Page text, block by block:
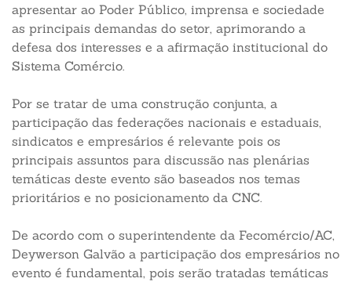
apresentar ao Poder Público, imprensa e sociedade
as principais demandas do setor, aprimorando a
defesa dos interesses e a afirmação institucional do
Sistema Comércio.
Por se tratar de uma construção conjunta, a
participação das federações nacionais e estaduais,
sindicatos e empresários é relevante pois os
principais assuntos para discussão nas plenárias
temáticas deste evento são baseados nos temas
prioritários e no posicionamento da CNC.
De acordo com o superintendente da Fecomércio/AC,
Deywerson Galvão a participação dos empresários no
evento é fundamental, pois serão tratadas temáticas